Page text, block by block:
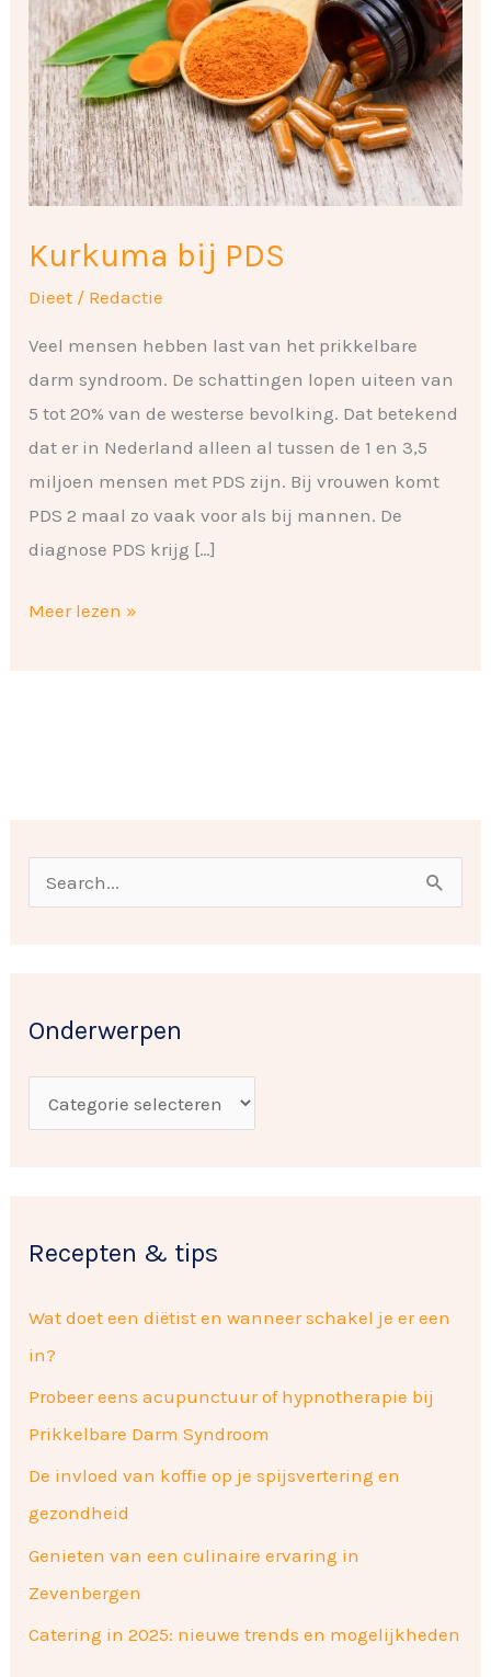
Kurkuma bij PDS
Dieet / Redactie
Veel mensen hebben last van het prikkelbare
darm syndroom. De schattingen lopen uiteen van
5 tot 20% van de westerse bevolking. Dat betekend
dat er in Nederland alleen al tussen de 1 en 3,5
miljoen mensen met PDS zijn. Bij vrouwen komt
PDS 2 maal zo vaak voor als bij mannen. De
diagnose PDS krijg […]
Meer lezen »
n
a
Onderwerpen
d
w
p
Recepten & tips
Wat doet een diëtist en wanneer schakel je er een
in?
Probeer eens acupunctuur of hypnotherapie bij
Prikkelbare Darm Syndroom
De invloed van koffie op je spijsvertering en
gezondheid
Genieten van een culinaire ervaring in
Zevenbergen
Catering in 2025: nieuwe trends en mogelijkheden